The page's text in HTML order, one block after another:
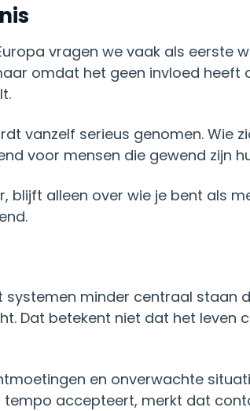
vragen we vaak als eerste
omdat het geen invloed
vanzelf serieus genomen. Wie
voor mensen die gewend zijn
blijft alleen over wie je bent als
minder centraal staan
Dat betekent niet dat het leven
en onverwachte
tempo accepteert, merkt dat